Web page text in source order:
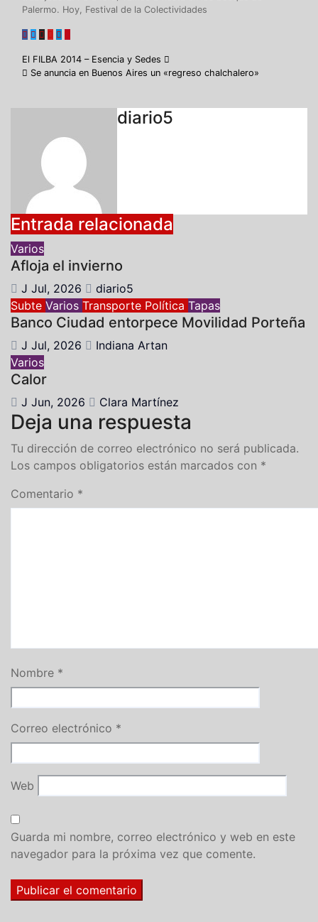
Palermo. Hoy, Festival de la Colectividades
Navegación
El FILBA 2014 – Esencia y Sedes
Se anuncia en Buenos Aires un «regreso chalchalero»
diario5
Entrada relacionada
Varios
Afloja el invierno
J Jul, 2026
diario5
Subte Varios Transporte Política Tapas
Banco Ciudad entorpece Movilidad Porteña
J Jul, 2026
Indiana Artan
Varios
Calor
J Jun, 2026 Clara Martínez
Deja una respuesta
Tu dirección de correo electrónico no será publicada.
Los campos obligatorios están marcados con *
Comentario *
Nombre *
Correo electrónico *
Web
Guarda mi nombre, correo electrónico y web en este
navegador para la próxima vez que comente.